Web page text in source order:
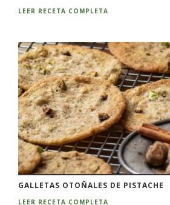
LEER RECETA COMPLETA
GALLETAS OTOÑALES DE PISTACHE
LEER RECETA COMPLETA